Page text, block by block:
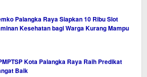
Palangka Raya Siapkan 10 Ribu Slot
Kesehatan bagi Warga Kurang Mampu
Kota Palangka Raya Raih Predikat
Baik